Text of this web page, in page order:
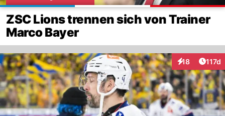
ZSC Lions trennen sich von Trainer
Marco Bayer
18
Interaktionen
117d